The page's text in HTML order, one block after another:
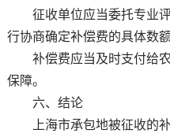
征收单位应当委托专业评
行协商确定补偿费的具体数额
补偿费应当及时支付给农
保障。
六、结论
上海市承包地被征收的补